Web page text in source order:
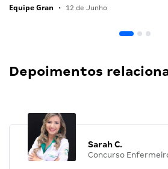
Equipe Gran • 12 de Junho
Depoimentos
Sarah C.
Concurso